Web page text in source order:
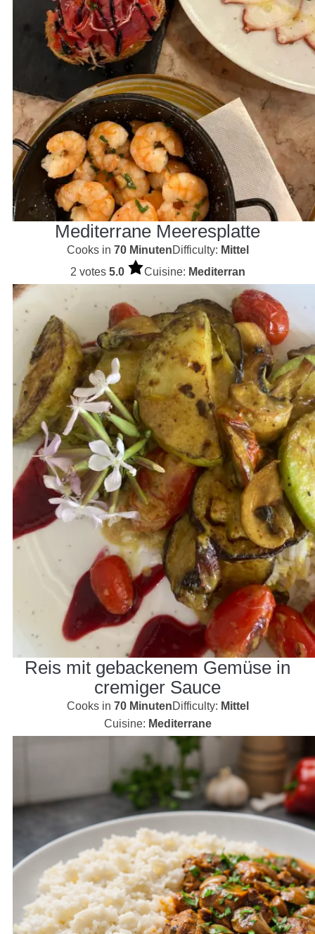
Mediterrane Meeresplatte
Cooks in 70 MinutenDifficulty: Mittel
2 votes 5.0 Cuisine: Mediterran
Reis mit gebackenem Gemüse in
cremiger Sauce
Cooks in 70 MinutenDifficulty: Mittel
Cuisine: Mediterrane